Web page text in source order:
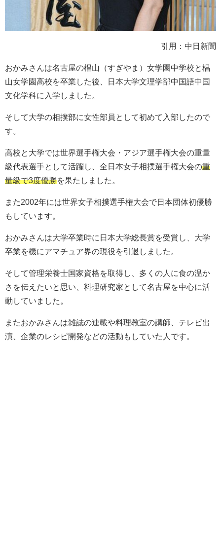
引用：中日新聞
おかみさんは名古屋の椙山（すぎやま）女学園中学校と椙
山女学園高校を卒業した後、日本大学文理学部中国語中国
文化学科に入学しました。
そして大学の相撲部に女性部員として初めて入部したので
す。
高校と大学では世界選手権大会・アジア選手権大会の重量
級代表選手として活躍し、全日本女子相撲選手権大会の重
量級で3度優勝を果たしました。
また2002年には世界女子相撲選手権大会で日本団体初優勝
もしています。
おかみさんは大学卒業時に日本大学総長賞を受賞し、大学
卒業を機にアマチュア界の現役を引退しました。
そして管理栄養士国家資格を取得し、 多くの人に食の温か
さを伝えたいと思い、料理研究家として名古屋を中心に活
動していました。
またおかみさんは雑誌の連載や料理教室の講師、テレビ出
演、企業のレシピ開発などの活動もしていた人です。